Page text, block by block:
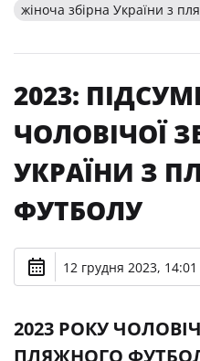
жіноча збірна України з
2023:
ЧОЛОВІЧОЇ
УКРАЇНИ З
ФУТБОЛУ
12 грудня 2023, 14:01
2023 РОКУ
ПЛЯЖНОГО